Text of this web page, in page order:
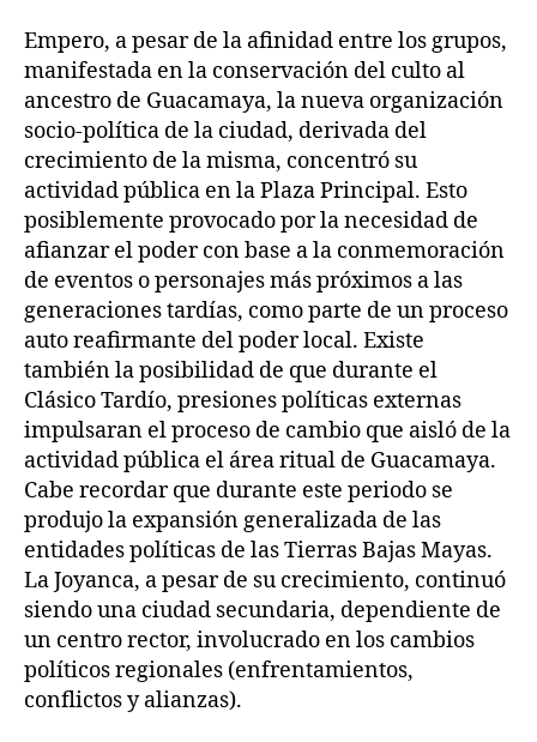
Empero, a pesar de la afinidad entre los grupos,
manifestada en la conservación del culto al
ancestro de Guacamaya, la nueva organización
socio-política de la ciudad, derivada del
crecimiento de la misma, concentró su
actividad pública en la Plaza Principal. Esto
posiblemente provocado por la necesidad de
afianzar el poder con base a la conmemoración
de eventos o personajes más próximos a las
generaciones tardías, como parte de un proceso
auto reafirmante del poder local. Existe
también la posibilidad de que durante el
Clásico Tardío, presiones políticas externas
impulsaran el proceso de cambio que aisló de la
actividad pública el área ritual de Guacamaya.
Cabe recordar que durante este periodo se
produjo la expansión generalizada de las
entidades políticas de las Tierras Bajas Mayas.
La Joyanca, a pesar de su crecimiento, continuó
siendo una ciudad secundaria, dependiente de
un centro rector, involucrado en los cambios
políticos regionales (enfrentamientos,
conflictos y alianzas).